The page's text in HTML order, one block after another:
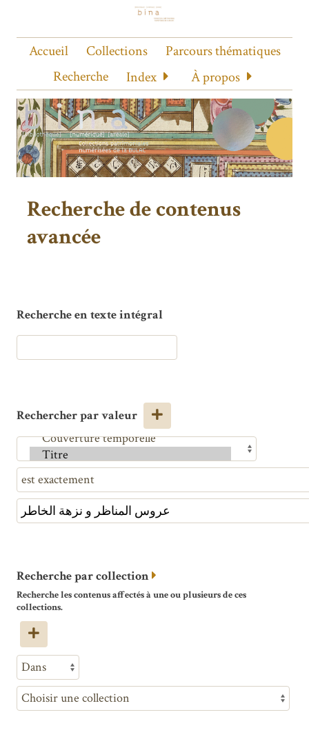
Accueil Collections
Parcours thématiques
Recherche
Index À propos
Recherche de contenus
avancée
Recherche en texte intégral
Rechercher par valeur
Recherche par collection
Recherche les contenus affectés à une ou plusieurs de ces
collections.